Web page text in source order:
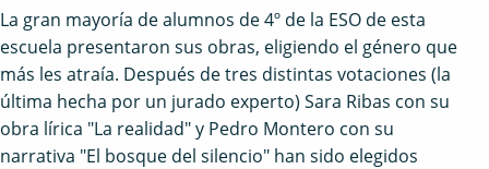
La gran mayoría de alumnos de 4º de la ESO de esta
escuela presentaron sus obras, eligiendo el género que
más les atraía. Después de tres distintas votaciones (la
última hecha por un jurado experto) Sara Ribas con su
obra lírica "La realidad" y Pedro Montero con su
narrativa "El bosque del silencio" han sido elegidos